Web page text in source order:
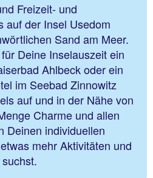
Freizeit- und
auf der Insel Usedom
Sand am Meer.
Deine Inselauszeit ein
Ahlbeck oder ein
im Seebad Zinnowitz
auf und in der Nähe von
Charme und allen
Deinen individuellen
mehr Aktivitäten und